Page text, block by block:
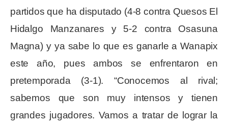
partidos que ha disputado (4-8 contra Quesos El
Hidalgo Manzanares y 5-2 contra Osasuna
Magna) y ya sabe lo que es ganarle a Wanapix
este año, pues ambos se enfrentaron en
pretemporada (3-1). “Conocemos al rival;
sabemos que son muy intensos y tienen
grandes jugadores. Vamos a tratar de lograr la